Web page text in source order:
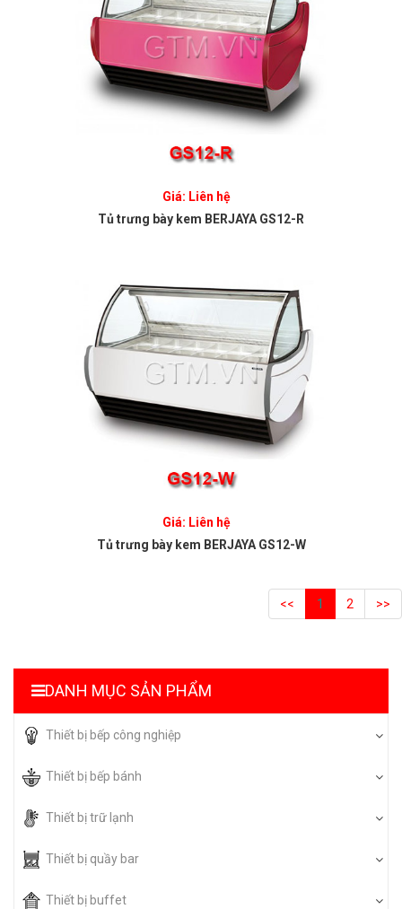
Giá: Liên hệ
Tủ trưng bày kem BERJAYA GS12-R
Giá: Liên hệ
Tủ trưng bày kem BERJAYA GS12-W
<< 1 2 >>
DANH MỤC SẢN PHẨM
Thiết bị bếp công nghiệp
Thiết bị bếp bánh
Thiết bị trữ lạnh
Thiết bị quầy bar
Thiết bị buffet